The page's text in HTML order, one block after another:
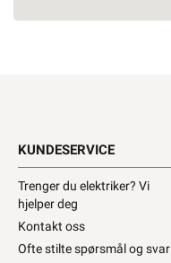
KUNDESERVICE
Trenger du elektriker? Vi
hjelper deg
Kontakt oss
Ofte stilte spørsmål og svar